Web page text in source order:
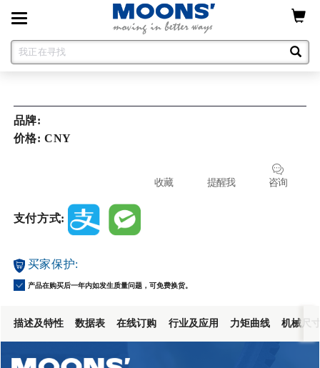
Toggle
navigation
品牌:
价格: CNY
咨询
提醒我
收藏
支付方式:
买家保护:
产品在购买后一年内如发生质量问题，可免费换货。
描述及特性 数据表 在线订购 行业及应用 力矩曲线 机械尺